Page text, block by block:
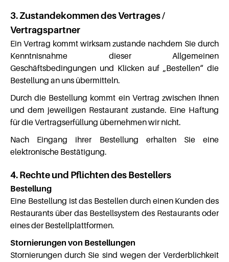
3. Zustandekommen des Vertrages /
Vertragspartner
Ein Vertrag kommt wirksam zustande nachdem Sie durch
Kenntnisnahme dieser Allgemeinen
Geschäftsbedingungen und Klicken auf „Bestellen“ die
Bestellung an uns übermitteln.
Durch die Bestellung kommt ein Vertrag zwischen Ihnen
und dem jeweiligen Restaurant zustande. Eine Haftung
für die Vertragserfüllung übernehmen wir nicht.
Nach Eingang ihrer Bestellung erhalten Sie eine
elektronische Bestätigung.
4. Rechte und Pflichten des Bestellers
Bestellung
Eine Bestellung ist das Bestellen durch einen Kunden des
Restaurants über das Bestellsystem des Restaurants oder
eines der Bestellplattformen.
Stornierungen von Bestellungen
Stornierungen durch Sie sind wegen der Verderblichkeit